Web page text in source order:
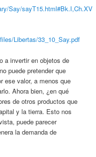
Say/sayT15.html#Bk.I,Ch.XV
Libertas/33_10_Say.pdf
a invertir en objetos de
puede pretender que
ese valor, a menos que
Ahora bien, ¿en qué
de otros productos que
y la tierra. Esto nos
puede parecer
la demanda de